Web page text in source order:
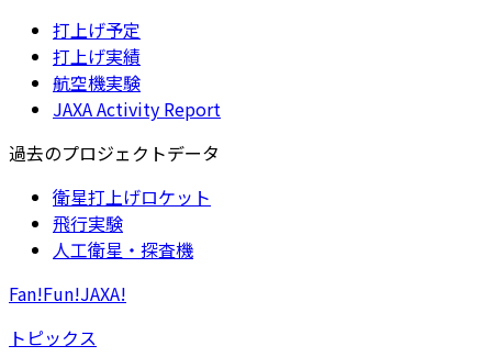
打上げ予定
打上げ実績
航空機実験
JAXA Activity Report
過去のプロジェクトデータ
衛星打上げロケット
飛行実験
人工衛星・探査機
Fan!Fun!JAXA!
トピックス